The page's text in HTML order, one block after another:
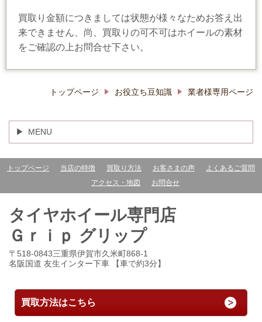
買取り金額につきましては状態が様々なためお答え出
来できません、尚、買取りの可不可はホイールの素材
をご確認の上お問合せ下さい。
トップページ お役立ち豆知識 業者様専用ページ
MENU
トップページ 当店の特徴 買取り方法 お客さまの声
よくあるご質問
アクセス・地図
お問合せ
タイヤホイール専門店
Ｇｒｉｐ グリップ
〒518-0843三重県伊賀市久米町868-1
名阪国道 友生インター下車 【車で約3分】
買取方法はこちら